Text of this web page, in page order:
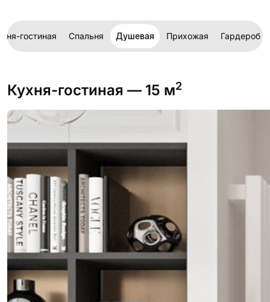
гостиная Спальня Душевая Прихожая Гардероб
Кухня-гостиная — 15 м2